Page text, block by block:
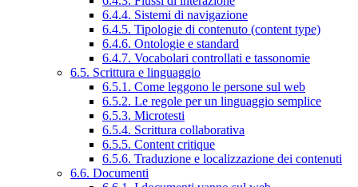
6.4.4. Sistemi di navigazione
6.4.5. Tipologie di contenuto (content type)
6.4.6. Ontologie e standard
6.4.7. Vocabolari controllati e tassonomie
6.5. Scrittura e linguaggio
6.5.1. Come leggono le persone sul web
6.5.2. Le regole per un linguaggio semplice
6.5.3. Microtesti
6.5.4. Scrittura collaborativa
6.5.5. Content critique
6.5.6. Traduzione e localizzazione dei contenuti
6.6. Documenti